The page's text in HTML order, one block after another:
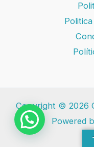
Copyright © 2026
Powered